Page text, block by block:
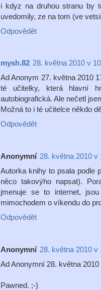
i kdyz na druhou stranu by
uvedomily, ze na tom (ve
Odpovědět
mysh.82 28. května 2010 v
Ad Anonym 27. května 2010
té učitelky, která hlavní
autobiografická. Ale nečetl
Možná to i té učitelce někdo
Odpovědět
Anonymní 28. května 2010 v
Autorka knihy to psala podle
něco takovýho napsat).
jmenuje se to internet,
mimochodem o víkendu do
Odpovědět
Anonymní 28. května 2010 v
Ad Anonymní 28. května 2010
Pawned. ;-)